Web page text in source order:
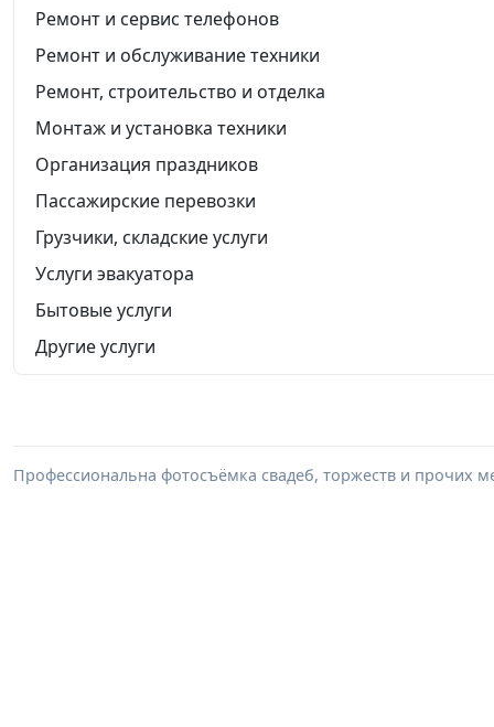
Ремонт и сервис телефонов
Ремонт и обслуживание техники
Ремонт, строительство и отделка
Монтаж и установка техники
Организация праздников
Пассажирские перевозки
Грузчики, складские услуги
Услуги эвакуатора
Бытовые услуги
Другие услуги
Профессиональна фотосъёмка свадеб, торжеств и прочих